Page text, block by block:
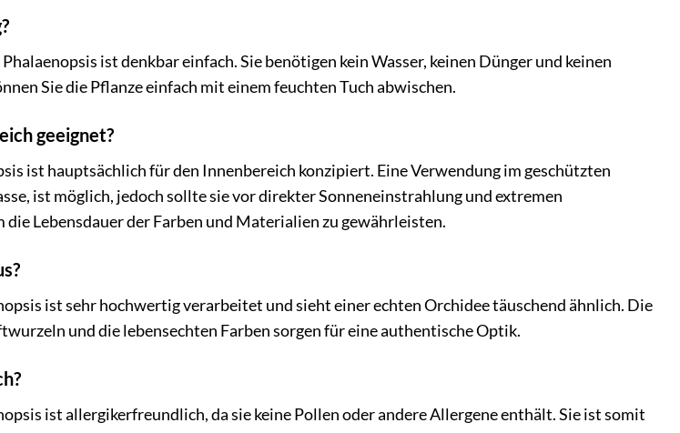
ist denkbar einfach. Sie benötigen kein Wasser, keinen Dünger und keinen
Sie die Pflanze einfach mit einem feuchten Tuch abwischen.
geeignet?
ist hauptsächlich für den Innenbereich konzipiert. Eine Verwendung im geschützten
ist möglich, jedoch sollte sie vor direkter Sonneneinstrahlung und extremen
Lebensdauer der Farben und Materialien zu gewährleisten.
ist sehr hochwertig verarbeitet und sieht einer echten Orchidee täuschend ähnlich. Die
und die lebensechten Farben sorgen für eine authentische Optik.
ist allergikerfreundlich, da sie keine Pollen oder andere Allergene enthält. Sie ist somit